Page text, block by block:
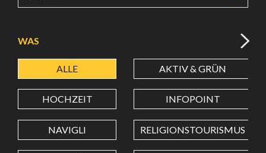
BREITENGRAD
LÄNGENGRAD
WAS
ALLE AKTIV & GRÜN
HOCHZEIT INFOPOINT
NAVIGLI RELIGIONSTOURISMUS